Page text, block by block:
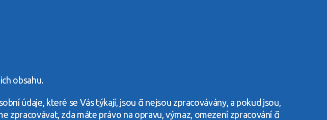
obsahu.
údaje, které se Vás týkají, jsou či nejsou zpracovávány, a pokud jsou,
zpracovávat, zda máte právo na opravu, výmaz, omezení zpracování či